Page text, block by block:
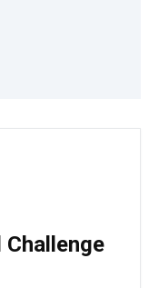
Challenge